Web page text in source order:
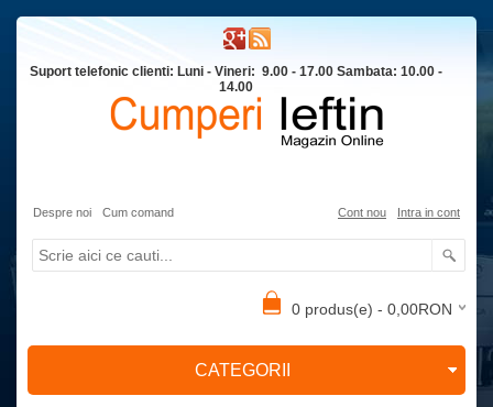
Suport telefonic clienti: Luni - Vineri: 9.00 - 17.00 Sambata: 10.00 -
14.00
Despre noi Cum comand Cont nou Intra in cont
0 produs(e) - 0,00RON
CATEGORII